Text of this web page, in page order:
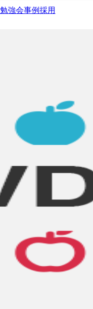
勉強会事例採用